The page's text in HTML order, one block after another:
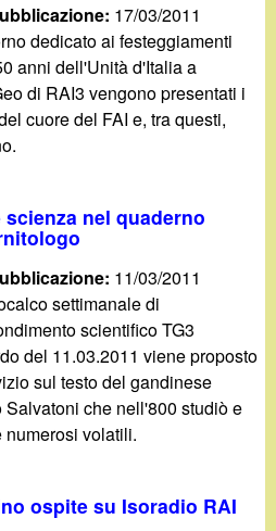
17/03/2011
dedicato ai festeggiamenti
anni dell'Unità d'Italia a
di RAI3 vengono presentati i
cuore del FAI e, tra questi,
scienza nel quaderno
11/03/2011
settimanale di
scientifico TG3
del 11.03.2011 viene proposto
sul testo del gandinese
Salvatoni che nell'800 studiò e
numerosi volatili.
ospite su Isoradio RAI